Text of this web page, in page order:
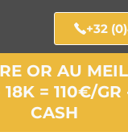
+32
OR AU
= 110€/GR
CASH